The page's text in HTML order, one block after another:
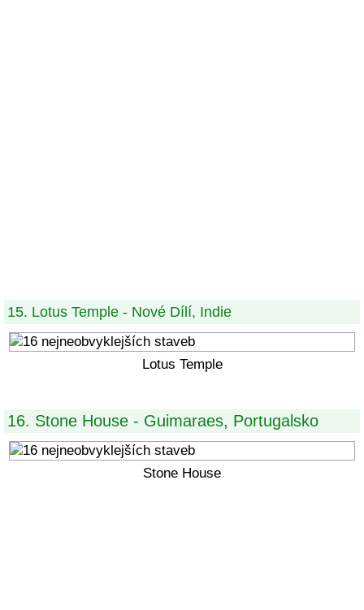
15. Lotus Temple - Nové Dílí, Indie
Lotus Temple
16. Stone House - Guimaraes, Portugalsko
Stone House